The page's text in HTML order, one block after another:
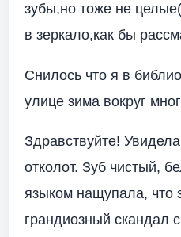
зубы,но тоже не
в зеркало,как бы
Снилось что я в
улице зима вокруг
Здравствуйте!
отколот. Зуб чистый,
языком нащупала, что
грандиозный скандал